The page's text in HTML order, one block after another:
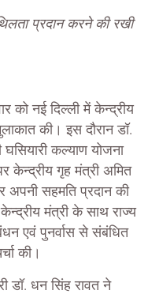
प्रदान करने की रखी
को नई दिल्ली में केन्द्रीय
की। इस दौरान डॉ.
कल्याण योजना
केन्द्रीय गृह मंत्री अमित
अपनी सहमति प्रदान की
मंत्री के साथ राज्य
एवं पुनर्वास से संबंधित
की।
डॉ. धन सिंह रावत ने